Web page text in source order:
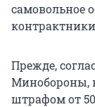
самовольное
Прежде,
Минобороны,
штрафом от